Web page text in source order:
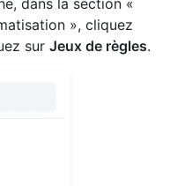
», cliquez
sur Jeux de règles.